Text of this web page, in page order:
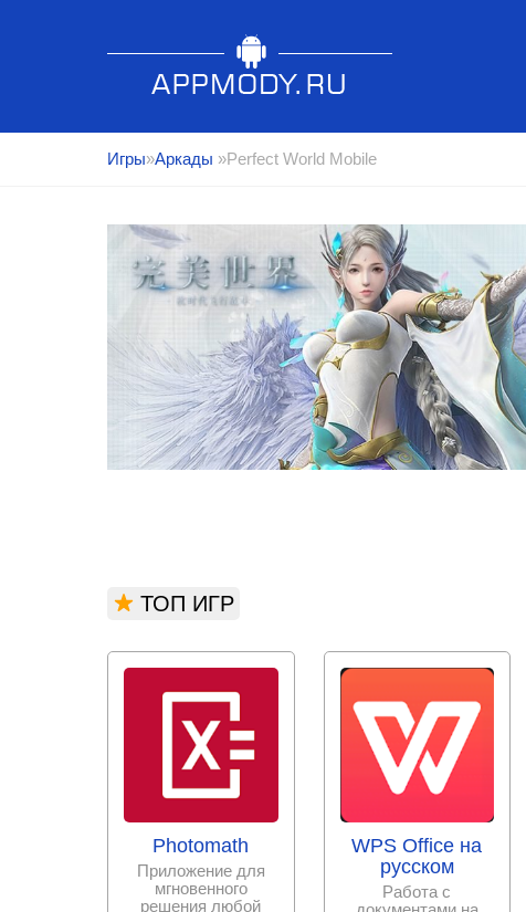
Игры»Аркады »Perfect World Mobile
ТОП ИГР
Photomath
Приложение для
мгновенного
решения любой
WPS Office на
русском
Работа с